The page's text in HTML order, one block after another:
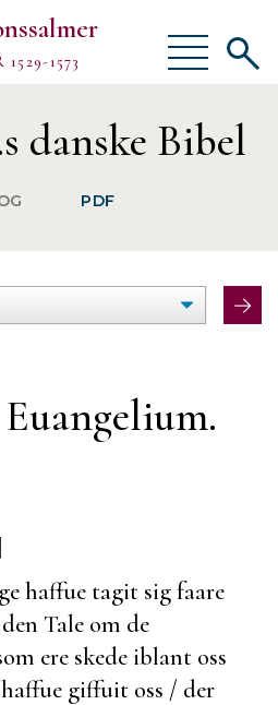
1573
Vis/skjul
menu
Om
TEKSTER
MELODIER
Vis/
danske Bibel
PDF
haffue tagit sig faare
Tale om de
ere skede iblant oss
giffuit oss / der